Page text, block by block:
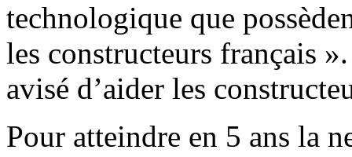
technologique que
les constructeurs français
avisé d’aider les
Pour atteindre en 5 ans la